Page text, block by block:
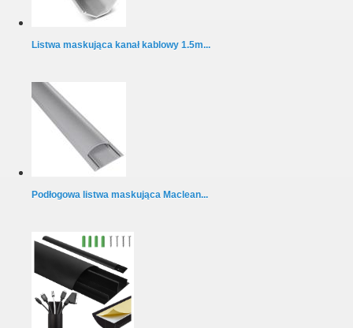
Listwa maskująca kanał kablowy 1.5m...
Podłogowa listwa maskująca Maclean...